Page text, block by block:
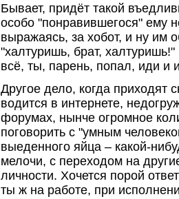
Бывает, придёт такой
особо "понравившегося" ему
выражаясь, за хобот, и ну им
"халтуришь, брат,
всё, ты, парень, попал, иди и
Другое дело, когда приходят
водится в интернете,
форумах, нынче огромное
поговорить с "умным
выеденного яйца – какой-
мелочи, с переходом на
личности. Хочется порой
ты ж на работе, при